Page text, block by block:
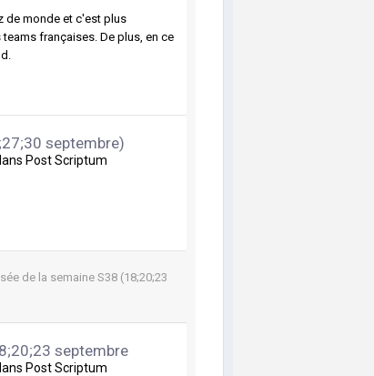
de monde et c'est plus
françaises. De plus, en ce
septembre)
Post Scriptum
de la semaine S38 (18;20;23
septembre
Post Scriptum